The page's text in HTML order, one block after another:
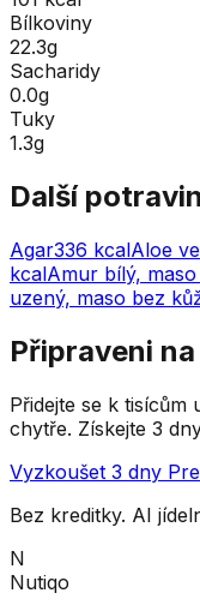
Bílkoviny
22.3g
Sacharidy
0.0g
Tuky
1.3g
Další
Agar336 kcalAloe
kcalAmur bílý,
uzený, maso bez
Připraveni
Přidejte se k tisícům
chytře. Získejte 3
Vyzkoušet 3 dny
Bez kreditky. AI
N
Nutiqo